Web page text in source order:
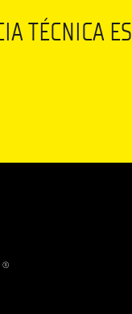
TÉCNICA